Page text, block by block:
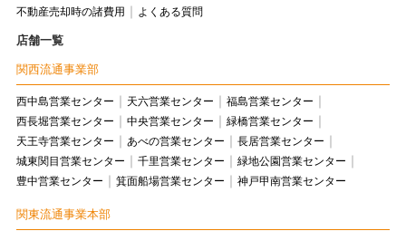
不動産売却時の諸費用
よくある質問
店舗一覧
関西流通事業部
西中島営業センター 天六営業センター
福島営業センター
西長堀営業センター
中央営業センター
緑橋営業センター
天王寺営業センター
あべの営業センター
長居営業センター
城東関目営業センター
千里営業センター
緑地公園営業センター
豊中営業センター
箕面船場営業センター 神戸甲南営業センター
関東流通事業本部